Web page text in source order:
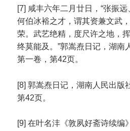
[7] 咸丰六年二月廿日，“张振
何伯冰裕之才，谓其资兼文武
荣。武艺绝精，度尺许之地，
终莫能及。”郭嵩焘日记，湖南
第一卷，第42页。
[8] 郭嵩焘日记，湖南人民出版
第42页。
[9] 在叶名沣《敦夙好斋诗续编